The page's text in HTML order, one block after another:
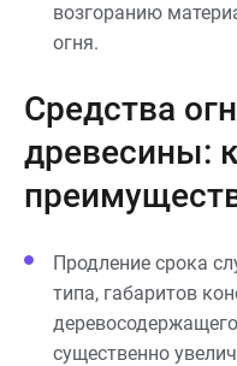
возгоранию
огня.
Средства
древесины:
Продление срока
типа, габаритов
существенно